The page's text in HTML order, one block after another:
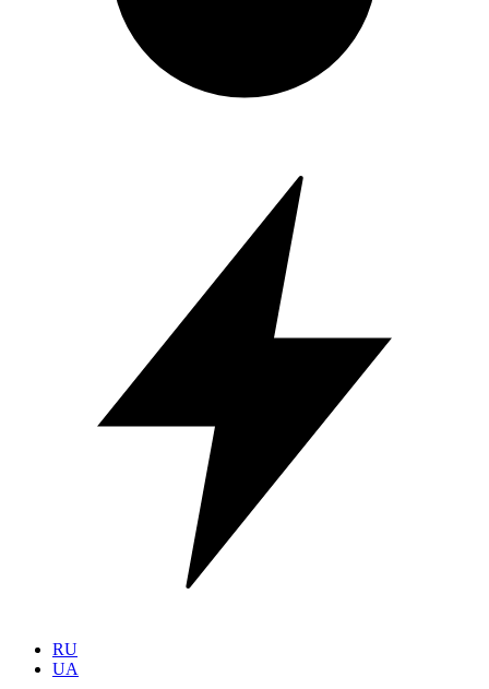
RU
UA